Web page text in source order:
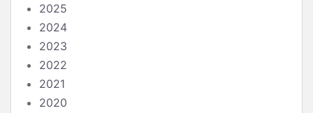
2025
2024
2023
2022
2021
2020